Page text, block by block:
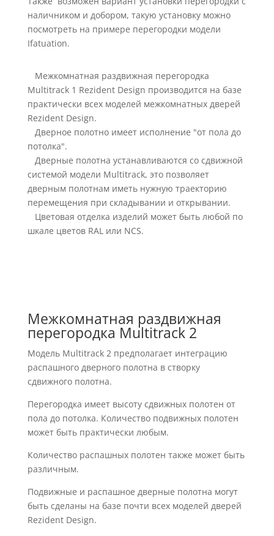
наличником и добором, такую установку можно
посмотреть на примере перегородки модели
Ifatuation.
Межкомнатная раздвижная перегородка
Multitrack 1 Rezident Design производится на базе
практически всех моделей межкомнатных дверей
Rezident Design.
Дверное полотно имеет исполнение "от пола до
потолка".
Дверные полотна устанавливаются со сдвижной
системой модели Multitrack, это позволяет
дверным полотнам иметь нужную траекторию
перемещения при складывании и открывании.
Цветовая отделка изделий может быть любой по
шкале цветов RAL или NCS.
Межкомнатная раздвижная
перегородка Multitrack 2
Модель Multitrack 2 предполагает интеграцию
распашного дверного полотна в створку
сдвижного полотна.
Перегородка имеет высоту сдвижных полотен от
пола до потолка. Количество подвижных полотен
может быть практически любым.
Количество распашных полотен также может быть
различным.
Подвижные и распашное дверные полотна могут
быть сделаны на базе почти всех моделей дверей
Rezident Design.